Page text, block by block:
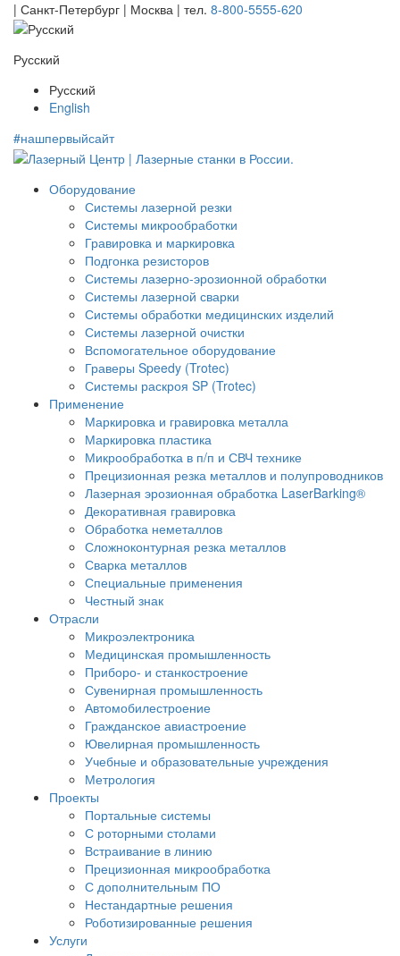
| Санкт-Петербург | Москва | тел. 8-800-5555-620
Русский
Русский
English
#нашпервыйсайт
Оборудование
Системы лазерной резки
Системы микрообработки
Гравировка и маркировка
Подгонка резисторов
Системы лазерно-эрозионной обработки
Системы лазерной сварки
Системы обработки медицинских изделий
Системы лазерной очистки
Вспомогательное оборудование
Граверы Speedy (Trotec)
Системы раскроя SP (Trotec)
Применение
Маркировка и гравировка металла
Маркировка пластика
Микрообработка в п/п и СВЧ технике
Прецизионная резка металлов и полупроводников
Лазерная эрозионная обработка LaserBarking®
Декоративная гравировка
Обработка неметаллов
Сложноконтурная резка металлов
Сварка металлов
Специальные применения
Честный знак
Отрасли
Микроэлектроника
Медицинская промышленность
Приборо- и станкостроение
Сувенирная промышленность
Автомобилестроение
Гражданское авиастроение
Ювелирная промышленность
Учебные и образовательные учреждения
Метрология
Проекты
Портальные системы
С роторными столами
Встраивание в линию
Прецизионная микрообработка
С дополнительным ПО
Нестандартные решения
Роботизированные решения
Услуги